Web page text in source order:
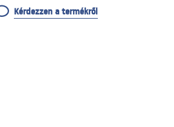
Kérdezzen a termékről